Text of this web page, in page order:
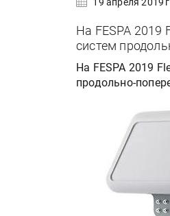
На FESPA 2019
систем
На FESPA 2019
продольно-